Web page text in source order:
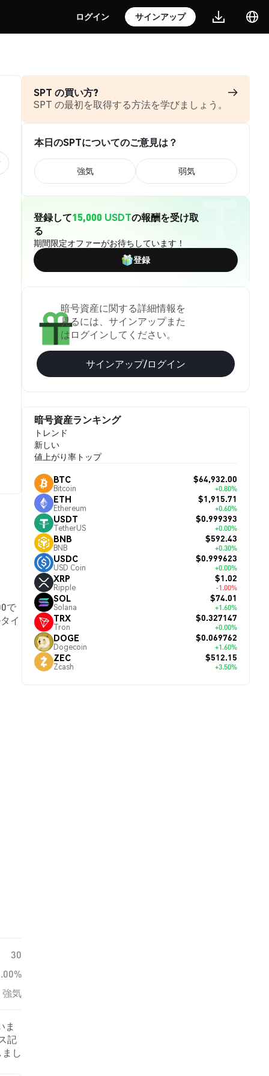
ログイン サインアップ
で
イ
30
強気
ま
記
し
SPT の買い方?
SPT の最初を取得する方法を学びましょう。
本日のSPTについてのご意見は？
強気 弱気
登録して15,000 USDTの報酬を受け取
る
期間限定オファーがお待ちしています！
登録
暗号資産に関する詳細情報を
見るには、サインアップまた
はログインしてください。
サインアップ/ログイン
暗号資産ランキング
トレンド
新しい
値上がり率トップ
BTC
Bitcoin
$64,932.00
+0.80%
ETH
Ethereum
$1,915.71
+0.60%
USDT
TetherUS
$0.999393
+0.00%
BNB
BNB
$592.43
+0.30%
USDC
USD Coin
$0.999623
+0.00%
XRP
Ripple
$1.02
-1.00%
SOL
Solana
$74.01
+1.60%
TRX
Tron
$0.327147
+0.00%
DOGE
Dogecoin
$0.069762
+1.60%
ZEC
Zcash
$512.15
+3.50%